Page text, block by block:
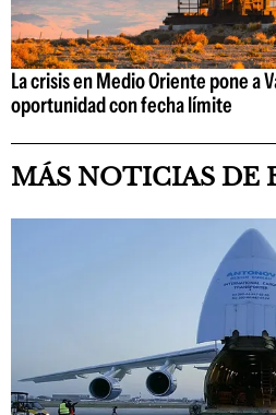
La crisis en Medio Oriente pone a
oportunidad con fecha límite
MÁS NOTICIAS DE